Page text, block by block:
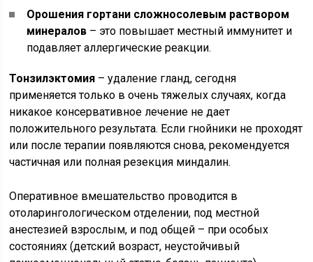
Орошения гортани сложносолевым раствором
минералов – это повышает местный иммунитет и
подавляет аллергические реакции.
Тонзилэктомия – удаление гланд, сегодня
применяется только в очень тяжелых случаях, когда
никакое консервативное лечение не дает
положительного результата. Если гнойники не проходят
или после терапии появляются снова, рекомендуется
частичная или полная резекция миндалин.
Оперативное вмешательство проводится в
отоларингологическом отделении, под местной
анестезией взрослым, и под общей – при особых
состояниях (детский возраст, неустойчивый